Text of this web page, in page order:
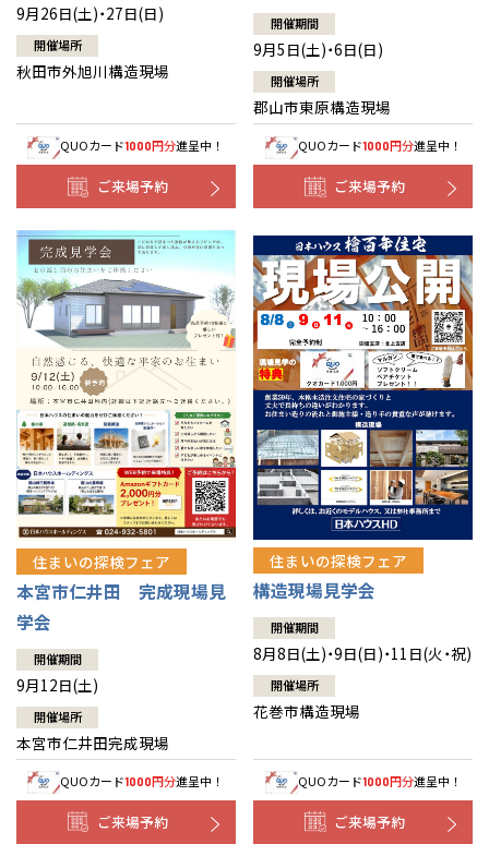
9月26日(土)・27日(日)
開催場所
秋田市外旭川構造現場
QUOカード1000円分進呈中！
ご来場予約
開催期間
9月5日(土)・6日(日)
開催場所
郡山市東原構造現場
QUOカード1000円分進呈中！
ご来場予約
住まいの探検フェア
本宮市仁井田 完成現場見
学会
開催期間
9月12日(土)
開催場所
本宮市仁井田完成現場
QUOカード1000円分進呈中！
ご来場予約
住まいの探検フェア
構造現場見学会
開催期間
8月8日(土)・9日(日)・11日(火・祝)
開催場所
花巻市構造現場
QUOカード1000円分進呈中！
ご来場予約